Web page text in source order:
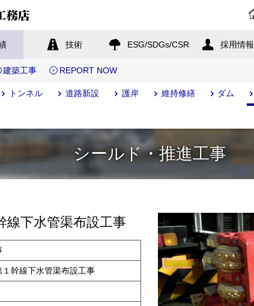
技術 ESG/SDGs/CSR 採用情報
建築工事 REPORT NOW
トンネル 道路新設 護岸 維持修繕 ダム
シールド・推進工事
線下水管渠布設工事
幹線下水管渠布設工事